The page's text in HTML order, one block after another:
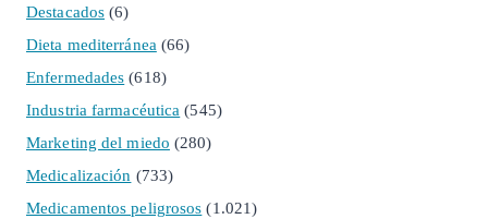
Destacados (6)
Dieta mediterránea(66)
Enfermedades (618)
Industria farmacéutica (545)
Marketing del miedo (280)
Medicalización (733)
Medicamentos peligrosos (1.021)